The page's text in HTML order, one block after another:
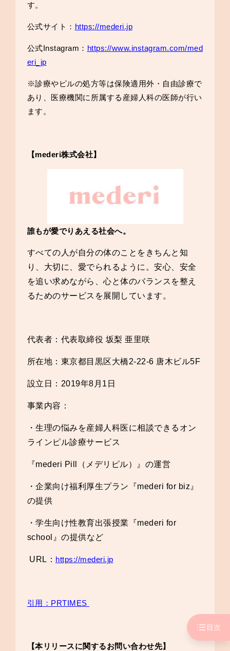
目次
す。
公式サイト： https://mederi.jp
公式Instagram： https://www.instagram.com/med
eri_jp
※診療やピルの処方等は保険適用外・自由診療で
あり、医療機関に所属する産婦人科の医師が行い
ます。
【mederi株式会社】
誰もが愛でりあえる社会へ。
すべての人が自分の体のことをきちんと知
り、大切に、愛でられるように。安心、安全
を追い求めながら、心と体のバランスを整え
るためのサービスを展開しています。
代表者：代表取締役 坂梨 亜里咲
所在地：東京都目黒区大橋2-22-6 唐木ビル5F
設立日：2019年8月1日
事業内容：
・生理の悩みを産婦人科医に相談できる オン
ラインピル診療サービス
『mederi Pill（メデリピル）』の運営
・企業向け福利厚生プラン『mederi for biz』
の提供
・学生向け性教育出張授業『mederi for
school』の提供など
URL： https://mederi.jp
引用：PRTIMES
【本リリースに関するお問い合わせ先】